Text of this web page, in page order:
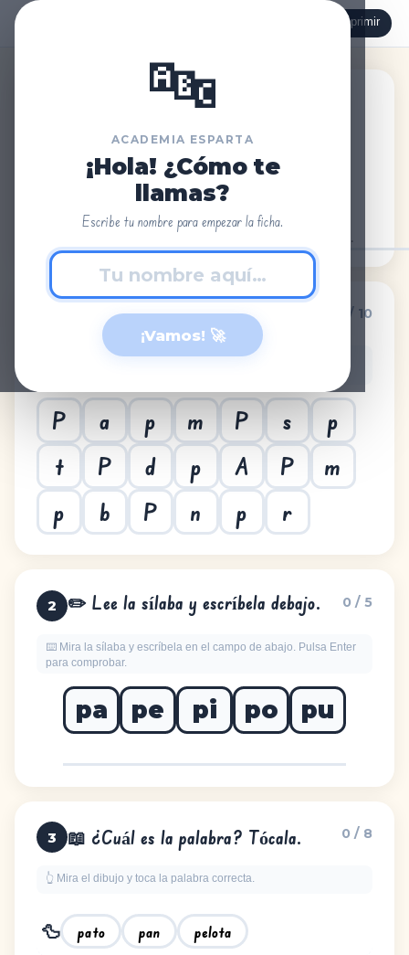
🔤
ACADEMIA ESPARTA
¡Hola! ¿Cómo te
llamas?
Escribe tu nombre para empezar la ficha.
¡Vamos! 🚀
🖨 Imprimir
Academia Esparta
P p
🔍 Toca todas las letras P y p. 0 / 10
👆 Toca cada M o m que encuentres. ¡Cuidado con las otras
P a p m P s
p
t
P d p A P
m
p
b P n p r
2 ✏️ Lee la sílaba y escríbela debajo. 0 / 5
⌨️ Mira la sílaba y escríbela en el campo de abajo. Pulsa Enter
para comprobar.
pa pe pi po pu
3 📖 ¿Cuál es la palabra? Tócala. 0 / 8
👆 Mira el dibujo y toca la palabra correcta.
🦆 pato pan pelota